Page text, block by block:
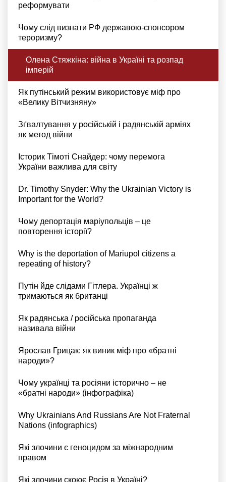
реформувати
Чому слід визнати РФ державою-спонсором
тероризму?
Олена Стяжкіна: війна в Україні та розпад
імперій
Як путінський режим використовує міф про
«Велику Вітчизняну»
Зґвалтування у російській і радянській арміях
як метод війни
Історик Тімоті Снайдер: чому перемога
України важлива для світу
Dr. Timothy Snyder: Why the Ukrainian Victory is
Important for the World?
Чому депортація маріупольців – це
повторення історії?
Why is the deportation of Mariupol citizens a
repeating of history?
Путін йде слідами Гітлера. Українці ж
тримаються як британці
Як радянська / російська пропаганда
називала війни
Ярослав Грицак: як виник міф про «братні
народи»?
Чому українці та росіяни історично – не
«братні народи» (інфографіка)
Why Ukrainians And Russians Are Not Fraternal
Nations (infographics)
Які злочини є геноцидом за міжнародним
правом
Які злочини скоює Росія в Україні?